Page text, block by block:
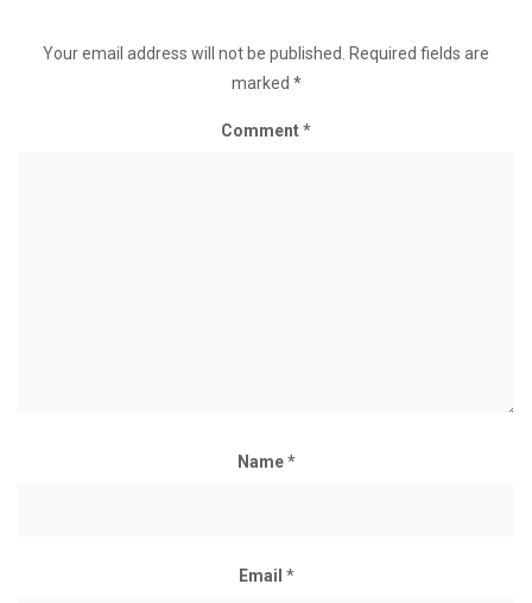
Your email address will not be published.
Required fields are
marked *
Comment*
Name*
Email *